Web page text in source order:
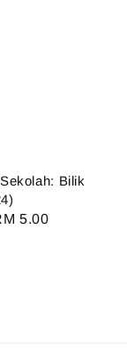
Bilik
5.00